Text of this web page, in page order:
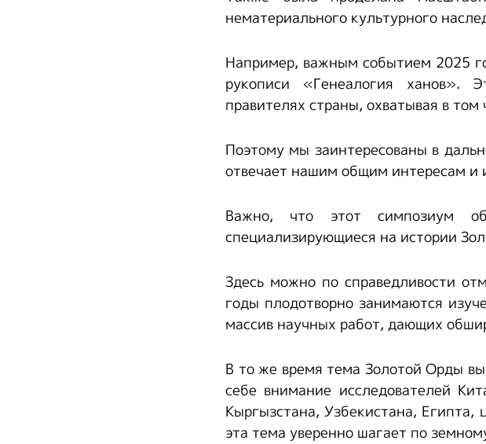
нематериального культурного
Например, важным событием 2025
рукописи «Генеалогия ханов».
правителях страны, охватывая в
Поэтому мы заинтересованы в
отвечает нашим общим интересам и
Важно, что этот симпозиум
специализирующиеся на истории
Здесь можно по справедливости
годы плодотворно занимаются
массив научных работ, дающих
В то же время тема Золотой Орды
себе внимание исследователей
Кыргызстана, Узбекистана, Египта,
эта тема уверенно шагает по